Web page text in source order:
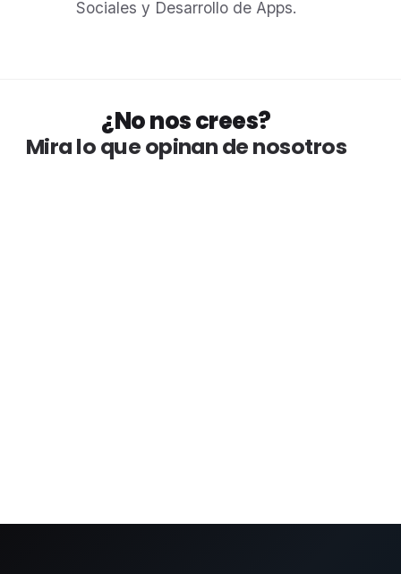
Sociales y Desarrollo de Apps.
¿No nos crees?
Mira lo que opinan de nosotros